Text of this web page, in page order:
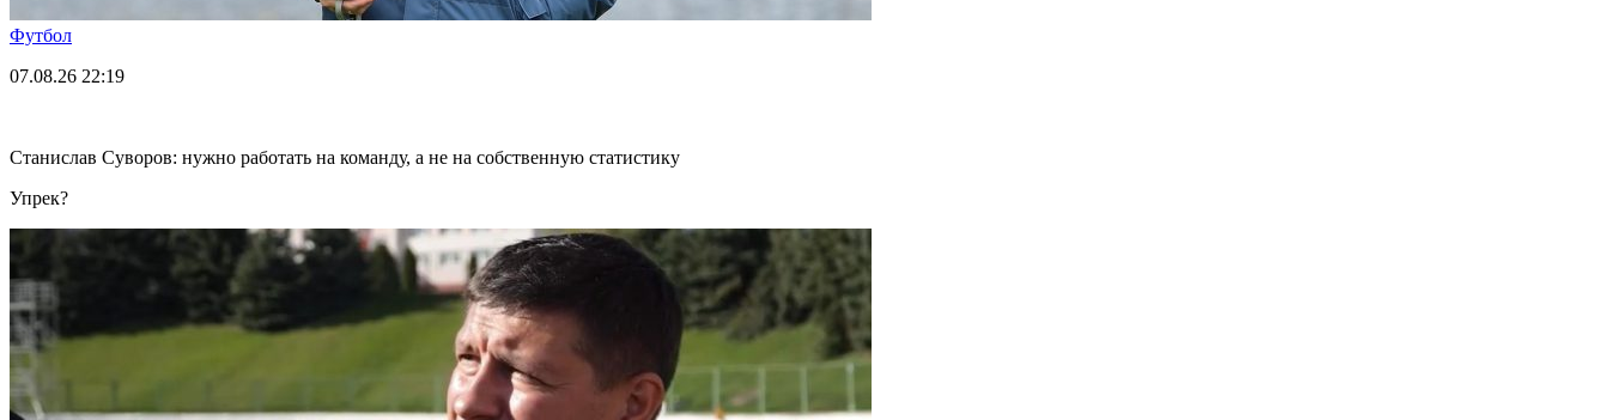
Футбол
07.08.26 22:19
Станислав Суворов: нужно работать на команду, а не на собственную статистику
Упрек?